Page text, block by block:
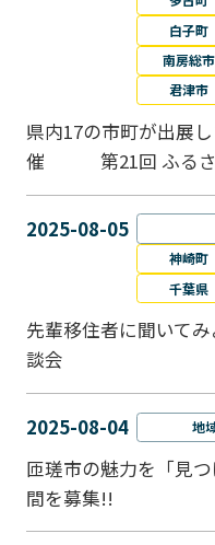
白子町
南房総市
君津市
県内17の市町が出展
催 第21回 ふるさ
2025-08-05
神崎町
千葉県
先輩移住者に聞いて
談会
2025-08-04 地
匝瑳市の魅力を「見
間を募集!!